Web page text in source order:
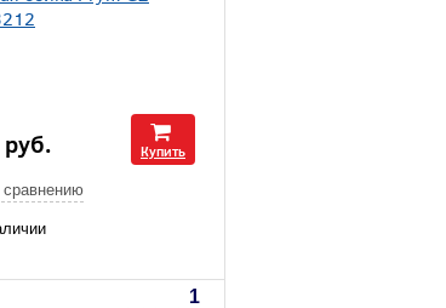
руб. Купить
сравнению
1